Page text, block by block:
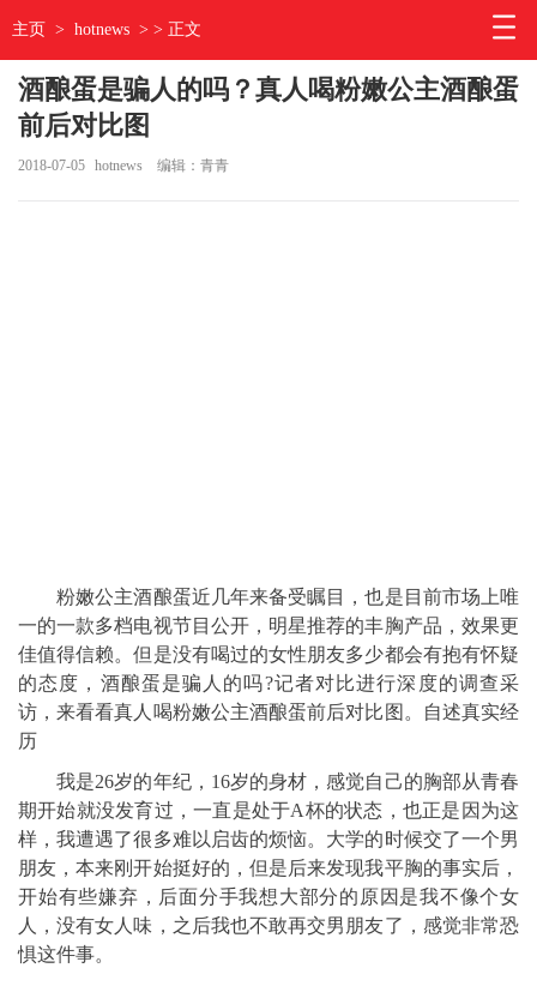
主页 > hotnews > > 正文
酒酿蛋是骗人的吗？真人喝粉嫩公主酒酿蛋
前后对比图
2018-07-05 hotnews 编辑：青青
粉嫩公主酒酿蛋近几年来备受瞩目，也是目前市场上唯
一的一款多档电视节目公开，明星推荐的丰胸产品，效果更
佳值得信赖。但是没有喝过的女性朋友多少都会有抱有怀疑
的态度，酒酿蛋是骗人的吗?记者对比进行深度的调查采
访，来看看真人喝粉嫩公主酒酿蛋前后对比图。自述真实经
历
我是26岁的年纪，16岁的身材，感觉自己的胸部从青春
期开始就没发育过，一直是处于A杯的状态，也正是因为这
样，我遭遇了很多难以启齿的烦恼。大学的时候交了一个男
朋友，本来刚开始挺好的，但是后来发现我平胸的事实后，
开始有些嫌弃，后面分手我想大部分的原因是我不像个女
人，没有女人味，之后我也不敢再交男朋友了，感觉非常恐
惧这件事。